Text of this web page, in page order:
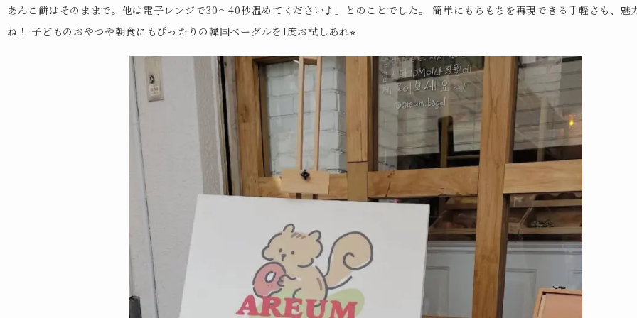
あんこ餅はそのままで。他は電子レンジで30〜40秒温めてください♪」とのことでした。 簡単にもちもちを再現できる手軽さも、魅
ね！ 子どものおやつや朝食にもぴったりの韓国ベーグルを1度お試しあれ⭐︎